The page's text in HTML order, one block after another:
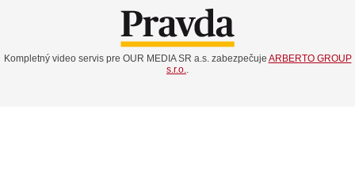
Kompletný video servis pre OUR MEDIA SR a.s. zabezpečuje ARBERTO GROUP
s.r.o..